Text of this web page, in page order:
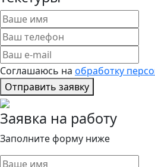
Соглашаюсь на обработку
Отправить заявку
Заявка на работу
Заполните форму ниже